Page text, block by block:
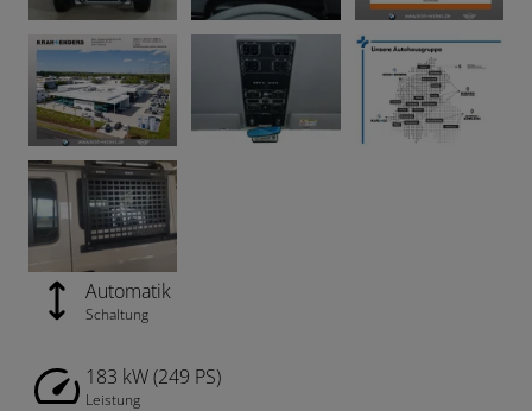
Automatik
Schaltung
183 kW (249 PS)
Leistung